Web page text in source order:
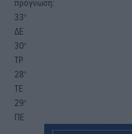
33°
ΔΕ
30°
ΤΡ
28°
ΤΕ
29°
ΠΕ